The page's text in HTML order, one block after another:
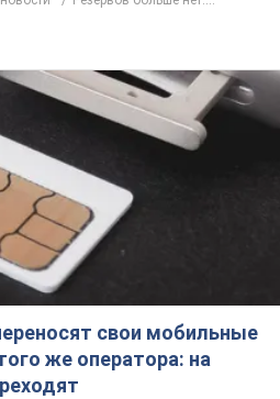
свои мобильные
же оператора: на